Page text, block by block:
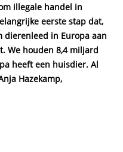
illegale handel in
eerste stap dat,
dierenleed in Europa aan
We houden 8,4 miljard
heeft een huisdier. Al
Hazekamp,